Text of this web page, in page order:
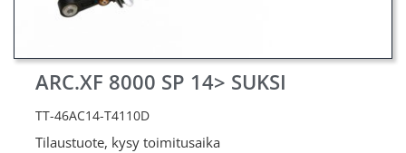
ARC.XF 8000 SP 14> SUKSI
TT-46AC14-T4110D
Tilaustuote, kysy toimitusaika